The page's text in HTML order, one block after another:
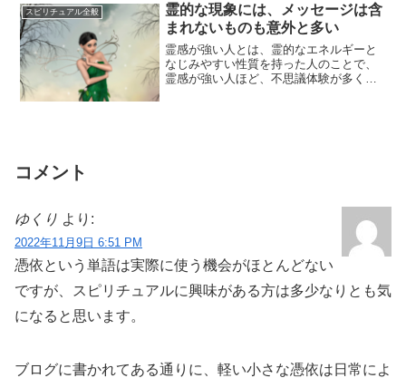
スピリチュアル全般
霊的な現象には、メッセージは含
まれないものも意外と多い
霊感が強い人とは、霊的なエネルギーと
なじみやすい性質を持った人のことで、
霊感が強い人ほど、不思議体験が多くな
コメント
ゆくり より:
2022年11月9日 6:51 PM
憑依という単語は実際に使う機会がほとんどない
ですが、スピリチュアルに興味がある方は多少なりとも気
になると思います。
ブログに書かれてある通りに、軽い小さな憑依は日常によ